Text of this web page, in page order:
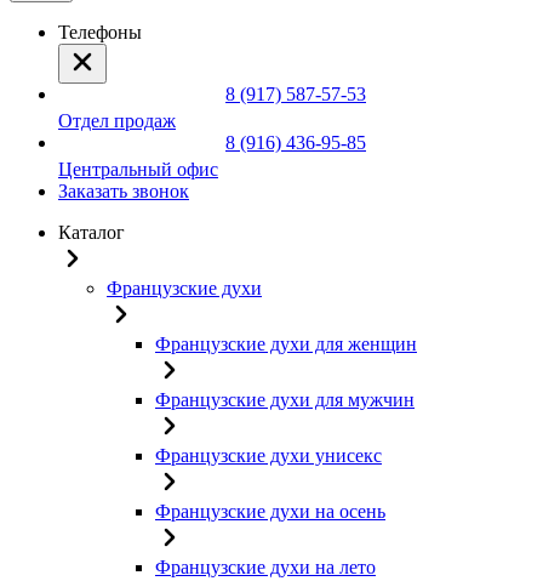
Телефоны
8 (917) 587-57-53
Отдел продаж
8 (916) 436-95-85
Центральный офис
Заказать звонок
Каталог
Французские духи
Французские духи для женщин
Французские духи для мужчин
Французские духи унисекс
Французские духи на осень
Французские духи на лето